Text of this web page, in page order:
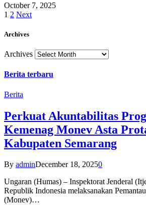
October 7, 2025
1 2 Next
Archives
Archives
Berita terbaru
Berita
Perkuat Akuntabilitas
Kemenag Monev Asta
Kabupaten Semarang
By adminDecember 18, 20250
Ungaran (Humas) – Inspektorat Jenderal
Republik Indonesia melaksanakan
(Monev)…